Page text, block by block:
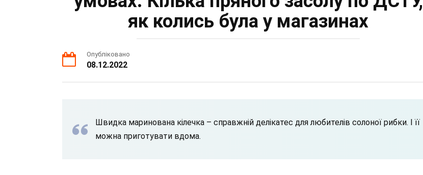
як колись була у магазинах
Опубліковано
08.12.2022
Швидка маринована кілечка – справжній делікатес для любителів солоної рибки. І її
можна приготувати вдома.